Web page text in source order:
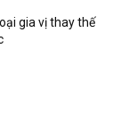
gia vị thay thế